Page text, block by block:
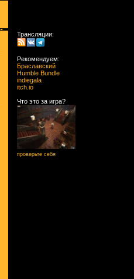
Трансляции:
Рекомендуем:
Браславский
Humble Bundle
indiegala
itch.io
Что это за игра?
проверьте себя